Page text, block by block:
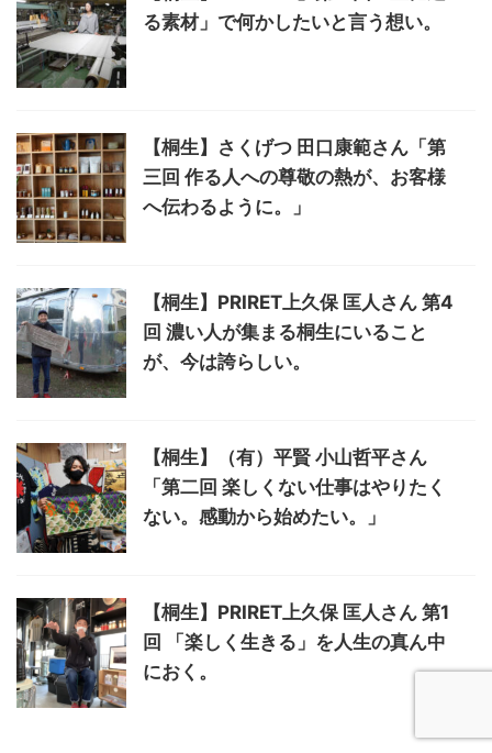
る素材」で何かしたいと言う想い。
【桐生】さくげつ 田口康範さん「第
三回 作る人への尊敬の熱が、お客様
へ伝わるように。」
【桐生】PRIRET上久保 匡人さん 第4
回 濃い人が集まる桐生にいること
が、今は誇らしい。
【桐生】（有）平賢 小山哲平さん
「第二回 楽しくない仕事はやりたく
ない。感動から始めたい。」
【桐生】PRIRET上久保 匡人さん 第1
回 「楽しく生きる」を人生の真ん中
におく。